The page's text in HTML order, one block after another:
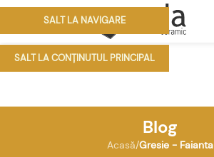
SALT LA NAVIGARE
SALT LA CONȚINUTUL PRINCIPAL
Blog
Acasă/Gresie - Faianta